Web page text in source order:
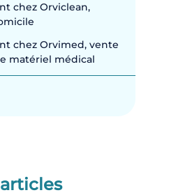
chez Orviclean,
chez Orvimed, vente
matériel médical